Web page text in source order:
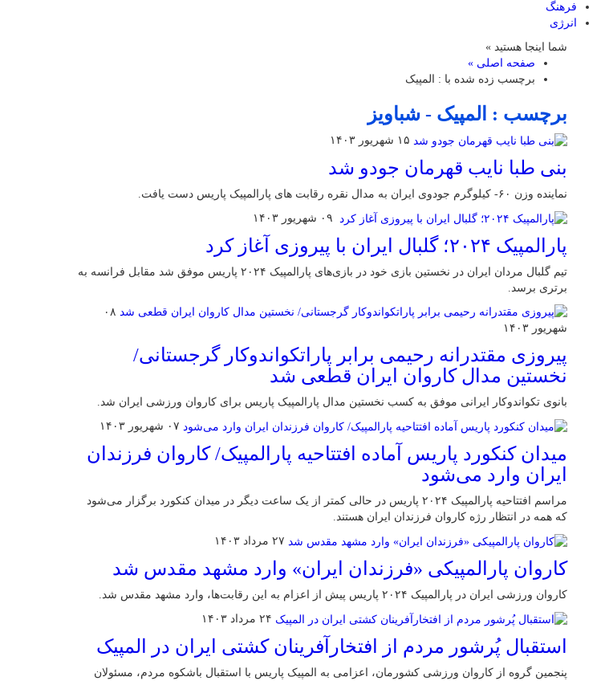
فرهنگ
انرژی
شما اینجا هستید »
صفحه اصلی »
برچسب زده شده با : المپیک
برچسب : المپیک - شباویز
۱۵ شهریور ۱۴۰۳
بنی طبا نایب قهرمان جودو شد
نماینده وزن ۶۰- کیلوگرم جودوی ایران به مدال نقره رقابت های پارالمپیک پاریس دست یافت.
۰۹ شهریور ۱۴۰۳
پارالمپیک ۲۰۲۴؛ گلبال ایران با پیروزی آغاز کرد
تیم گلبال مردان ایران در نخستین بازی خود در بازی‌های پارالمپیک ۲۰۲۴ پاریس موفق شد مقابل فرانسه به
برتری برسد.
۰۸
شهریور ۱۴۰۳
پیروزی مقتدرانه رحیمی برابر پاراتکواندوکار گرجستانی/
نخستین مدال کاروان ایران قطعی شد
بانوی تکواندوکار ایرانی موفق به کسب نخستین مدال پارالمپیک پاریس برای کاروان ورزشی ایران شد.
۰۷ شهریور ۱۴۰۳
میدان کنکورد پاریس آماده افتتاحیه پارالمپیک/ کاروان فرزندان
ایران وارد می‌شود
مراسم افتتاحیه پارالمپیک ۲۰۲۴ پاریس در حالی کمتر از یک ساعت دیگر در میدان کنکورد برگزار می‌شود
که همه در انتظار رژه کاروان فرزندان ایران هستند.
۲۷ مرداد ۱۴۰۳
کاروان پارالمپیکی «فرزندان ایران» وارد مشهد مقدس شد
کاروان ورزشی ایران در پارالمپیک‌ ۲۰۲۴ پاریس پیش از اعزام به این رقابت‌ها، وارد مشهد مقدس شد.
۲۴ مرداد ۱۴۰۳
استقبال پُرشور مردم از افتخارآفرینان کشتی ایران در المپیک
پنجمین گروه از کاروان ورزشی کشورمان، اعزامی به المپیک پاریس با استقبال باشکوه مردم، مسئولان